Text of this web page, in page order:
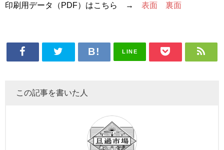
印刷用データ（PDF）はこちら → 表面 裏面
LINE
この記事を書いた人